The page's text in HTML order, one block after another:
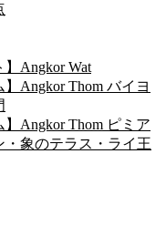
】Angkor Wat
】Angkor Thom バイヨ
】Angkor Thom ピミア
象のテラス・ライ王